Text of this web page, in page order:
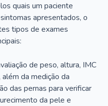
quais um paciente
apresentados, o
tipos de exames
de peso, altura, IMC
da medição da
das pernas para verificar
da pele e